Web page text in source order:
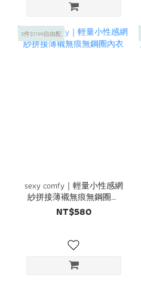
3件$1199自由配
sexy comfy｜輕量小性感網
紗拼接薄襯無痕無鋼圈內
衣
NT$580